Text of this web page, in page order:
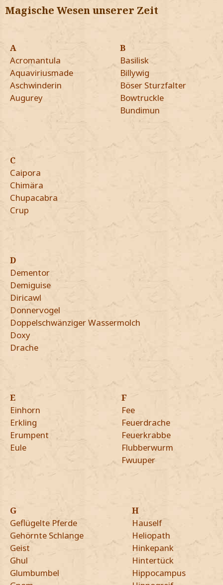
Magische Wesen unserer Zeit
A
Acromantula
Aquaviriusmade
Aschwinderin
Augurey
B
Basilisk
Billywig
Böser Sturzfalter
Bowtruckle
Bundimun
C
Caipora
Chimära
Chupacabra
Crup
D
Dementor
Demiguise
Diricawl
Donnervogel
Doppelschwänziger Wassermolch
Doxy
Drache
E
Einhorn
Erkling
Erumpent
Eule
F
Fee
Feuerdrache
Feuerkrabbe
Flubberwurm
Fwuuper
G
Geflügelte Pferde
Gehörnte Schlange
Geist
Ghul
Glumbumbel
H
Hauself
Heliopath
Hinkepank
Hintertück
Hippocampus